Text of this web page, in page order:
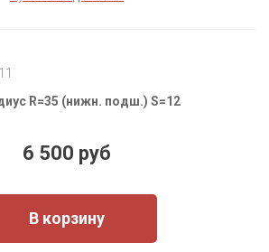
R=35 (нижн. подш.) S=12
6 500 руб
В корзину